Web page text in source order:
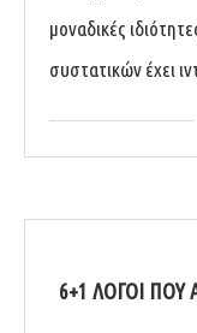
μοναδικές
συστατικών έχει
6+1 ΛΌΓΟΙ